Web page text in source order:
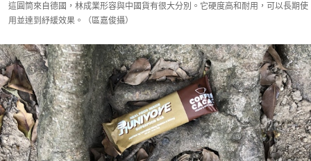
這圓筒來自德國，林成業形容與中國貨有很大分別。它硬度高和耐用，可以長期使
用並達到紓緩效果。（區嘉俊攝）